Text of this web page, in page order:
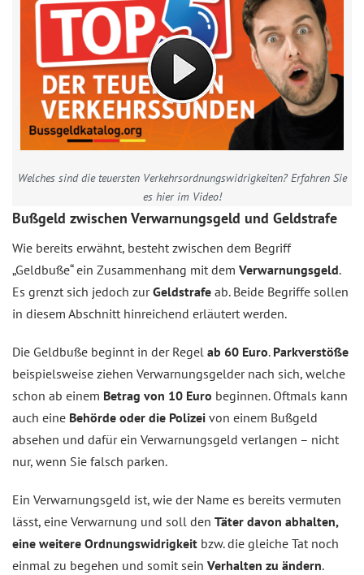
Welches sind die teuersten Verkehrsordnungswidrigkeiten? Erfahren Sie
es hier im Video!
Bußgeld zwischen Verwarnungsgeld und Geldstrafe
Wie bereits erwähnt, besteht zwischen dem Begriff
„Geldbuße“ ein Zusammenhang mit dem Verwarnungsgeld.
Es grenzt sich jedoch zurGeldstrafe ab. Beide Begriffe sollen
in diesem Abschnitt hinreichend erläutert werden.
Die Geldbuße beginnt in der Regel ab 60 Euro. Parkverstöße
beispielsweise ziehen Verwarnungsgelder nach sich, welche
schon ab einem Betrag von 10 Euro beginnen. Oftmals kann
auch eine Behörde oder die Polizei von einem Bußgeld
absehen und dafür ein Verwarnungsgeld verlangen – nicht
nur, wenn Sie falsch parken.
Ein Verwarnungsgeld ist, wie der Name es bereits vermuten
lässt, eine Verwarnung und soll den Täter davon abhalten,
eine weitere Ordnungswidrigkeit bzw. die gleiche Tat noch
einmal zu begehen und somit sein Verhalten zu ändern.